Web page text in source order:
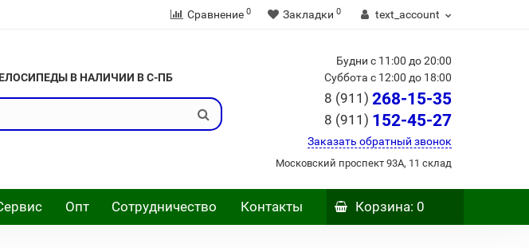
Сравнение 0 Закладки 0 text_account
В НАЛИЧИИ В С-ПБ
Будни с 11:00 до 20:00
Суббота с 12:00 до 18:00
8 (911) 268-15-35
8 (911) 152-45-27
Заказать обратный звонок
Московский проспект 93А, 11 склад
Опт Сотрудничество Контакты Корзина: 0